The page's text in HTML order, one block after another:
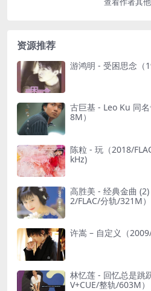
查看作者其
资源推荐
游鸿明 - 受困思念（
古巨基 - Leo Ku 同
8M）
陈粒 - 玩（2018/
kHz)
高胜美 - 经典金曲
2/FLAC/分轨/321M）
许嵩 – 自定义（
林忆莲 - 回忆总是跳
V+CUE/整轨/603M）